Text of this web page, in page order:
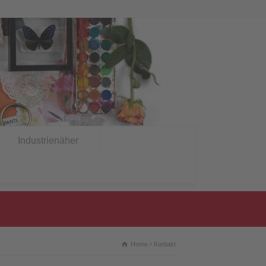
Industrienäher
Home Kontakt